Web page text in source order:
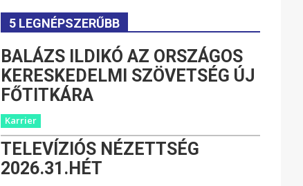
5 LEGNÉPSZERŰBB
BALÁZS ILDIKÓ AZ ORSZÁGOS
KERESKEDELMI SZÖVETSÉG ÚJ
FŐTITKÁRA
Karrier
TELEVÍZIÓS NÉZETTSÉG
2026.31.HÉT